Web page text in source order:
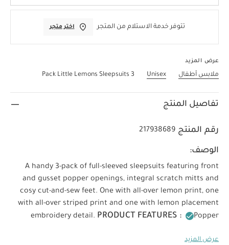
تتوفر خدمة الاستلام من المتجر اختر متجر
عرض المزيد
ملابس أطفال Unisex
3 Pack Little Lemons Sleepsuits
تفاصيل المنتج
رقم المنتج 217938689
الوصف:
A handy 3-pack of full-sleeved sleepsuits featuring front
and gusset popper openings, integral scratch mitts and
cosy cut-and-sew feet. One with all-over lemon print, one
with all-over striped print and one with lemon placement
embroidery detail. PRODUCT FEATURES :
Popper
COMPOSITION :
100%
عرض المزيد